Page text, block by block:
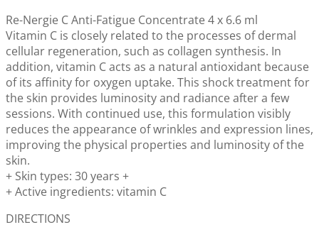
Re-Nergie C Anti-Fatigue Concentrate 4 x 6.6 ml
Vitamin C is closely related to the processes of dermal
cellular regeneration, such as collagen synthesis. In
addition, vitamin C acts as a natural antioxidant because
of its affinity for oxygen uptake. This shock treatment for
the skin provides luminosity and radiance after a few
sessions. With continued use, this formulation visibly
reduces the appearance of wrinkles and expression lines,
improving the physical properties and luminosity of the
skin.
+ Skin types: 30 years +
+ Active ingredients: vitamin C
DIRECTIONS